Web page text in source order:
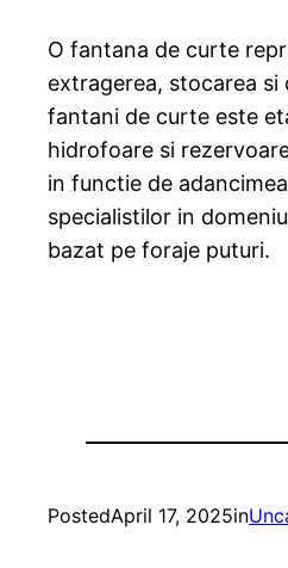
O fantana de curte
extragerea, stocarea
fantani de curte este
hidrofoare si
in functie de
specialistilor in
bazat pe foraje puturi.
PostedApril 17, 2025in